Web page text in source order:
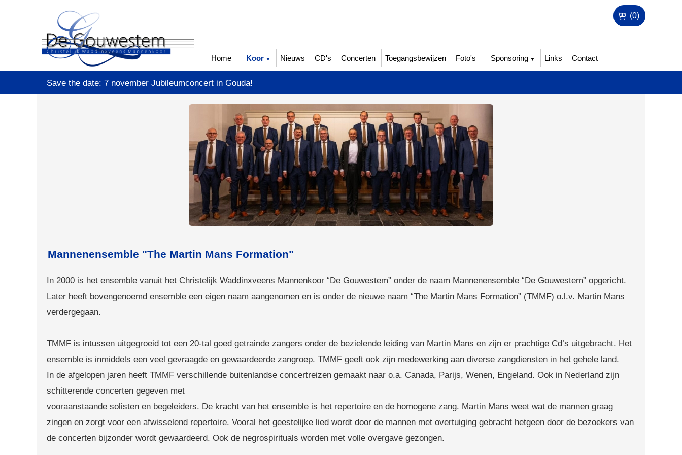
(0)
Home Koor Nieuws CD's Concerten Toegangsbewijzen Foto's Sponsoring Links Contact
Save the date: 7 november Jubileumconcert in Gouda!
Mannenensemble "The Martin Mans Formation"
In 2000 is het ensemble vanuit het Christelijk Waddinxveens Mannenkoor “De Gouwestem” onder de naam Mannenensemble “De Gouwestem” opgericht.
Later heeft bovengenoemd ensemble een eigen naam aangenomen en is onder de nieuwe naam “The Martin Mans Formation” (TMMF) o.l.v. Martin Mans
verdergegaan.
TMMF is intussen uitgegroeid tot een 20-tal goed getrainde zangers onder de bezielende leiding van Martin Mans en zijn er prachtige Cd’s uitgebracht. Het
ensemble is inmiddels een veel gevraagde en gewaardeerde zangroep. TMMF geeft ook zijn medewerking aan diverse zangdiensten in het gehele land.
In de afgelopen jaren heeft TMMF verschillende buitenlandse concertreizen gemaakt naar o.a. Canada, Parijs, Wenen, Engeland. Ook in Nederland zijn
schitterende concerten gegeven met
vooraanstaande solisten en begeleiders. De kracht van het ensemble is het repertoire en de homogene zang. Martin Mans weet wat de mannen graag
zingen en zorgt voor een afwisselend repertoire. Vooral het geestelijke lied wordt door de mannen met overtuiging gebracht hetgeen door de bezoekers van
de concerten bijzonder wordt gewaardeerd. Ook de negrospirituals worden met volle overgave gezongen.